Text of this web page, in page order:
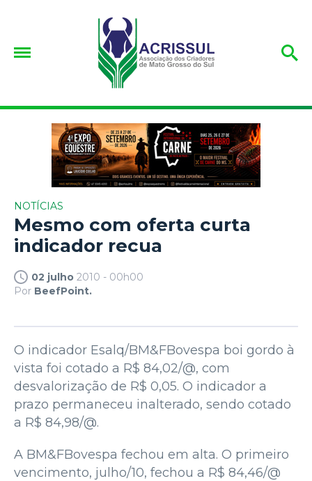
NOTÍCIAS
Mesmo com oferta curta
indicador recua
02 julho 2010 - 00h00
Por BeefPoint.
O indicador Esalq/BM&FBovespa boi gordo à
vista foi cotado a R$ 84,02/@, com
desvalorização de R$ 0,05. O indicador a
prazo permaneceu inalterado, sendo cotado
a R$ 84,98/@.
A BM&FBovespa fechou em alta. O primeiro
vencimento, julho/10, fechou a R$ 84,46/@